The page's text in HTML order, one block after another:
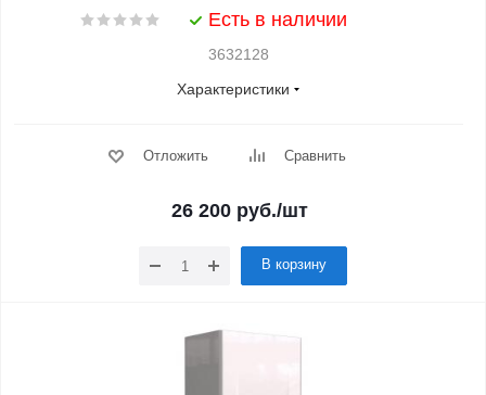
Есть в наличии
3632128
Характеристики
Отложить Сравнить
26 200руб./шт
В корзину